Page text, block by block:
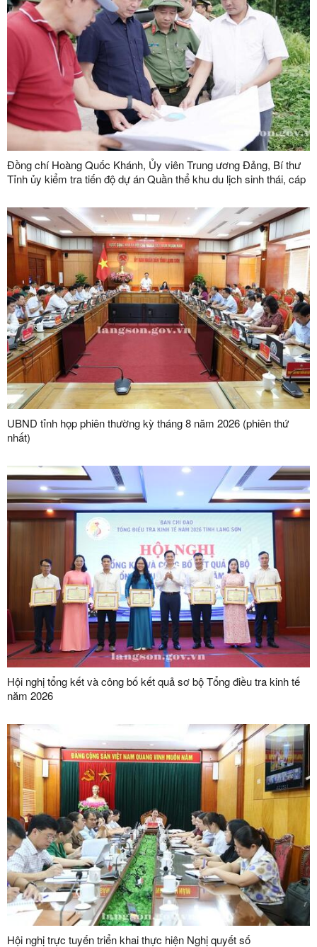
Đồng chí Hoàng Quốc Khánh, Ủy viên Trung ương Đảng, Bí thư
Tỉnh ủy kiểm tra tiến độ dự án Quần thể khu du lịch sinh thái, cáp
UBND tỉnh họp phiên thường kỳ tháng 8 năm 2026 (phiên thứ
nhất)
Hội nghị tổng kết và công bố kết quả sơ bộ Tổng điều tra kinh tế
năm 2026
Hội nghị trực tuyến triển khai thực hiện Nghị quyết số